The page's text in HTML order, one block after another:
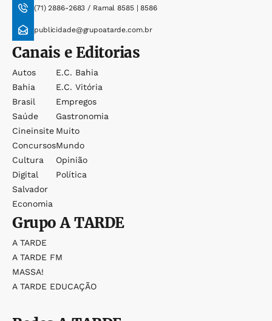
(71) 2886-2683 / Ramal 8585 | 8586
publicidade@grupoatarde.com.br
Canais e Editorias
Autos
Bahia
Brasil
Saúde
Cineinsite
Concursos
Cultura
Digital
Salvador
Economia
E.c. Bahia
E.c. Vitória
Empregos
Gastronomia
Muito
Mundo
Opinião
Política
GrupoA TARDE
A TARDE
A TARDE FM
MASSA!
A TARDE EDUCAÇÃO